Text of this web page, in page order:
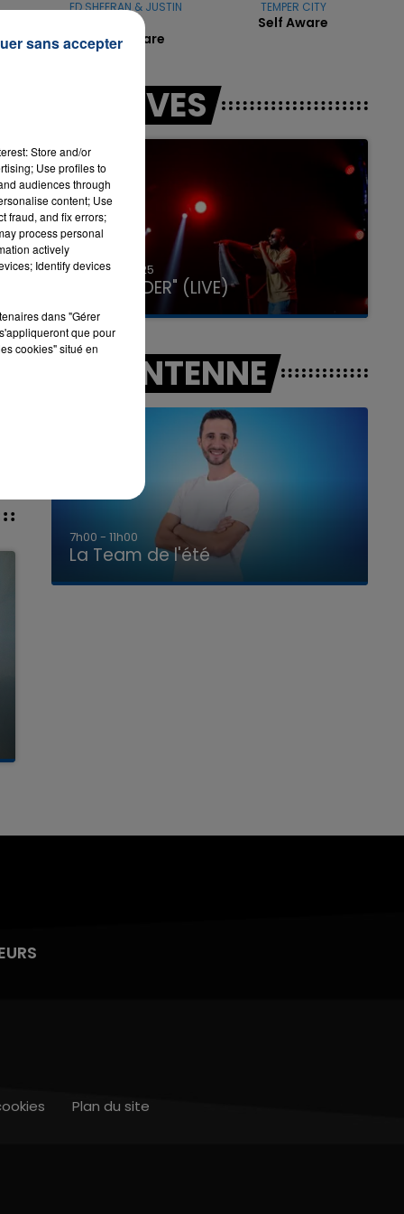
LA TEAM DE L'ÉTÉ
ED SHEERAN & JUSTIN
BIEBER
I Don't Care
TEMPER CITY
Self Aware
LES LIVES
31 janvier 2025
GIMS "SPIDER" (LIVE)
A L'ANTENNE
7h00 - 11h00
La Team de l'été
Plan du site
Store and/or
Use profiles to
audiences through
content; Use
fraud, and fix errors;
process personal
actively
Identify devices
dans "Gérer
que pour
cookies" situé en
sans accepter